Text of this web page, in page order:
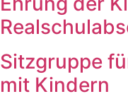
Sitzgruppe
mit Kindern